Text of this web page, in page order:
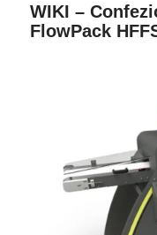
WIKI –
FlowPack